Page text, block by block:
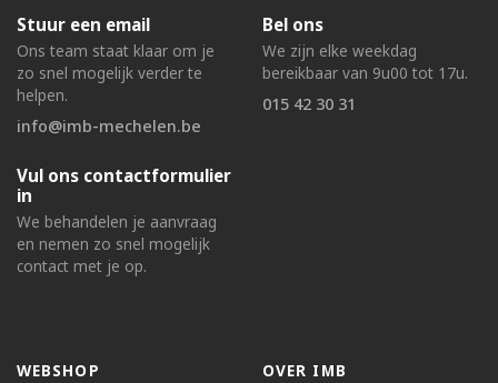
Stuur een email
Ons team staat klaar om je
zo snel mogelijk verder te
helpen.
info@imb-mechelen.be
Bel ons
We zijn elke weekdag
bereikbaar van 9u00 tot 17u.
015 42 30 31
Vul ons contactformulier
in
We behandelen je aanvraag
en nemen zo snel mogelijk
contact met je op.
WEBSHOP
OVER IMB